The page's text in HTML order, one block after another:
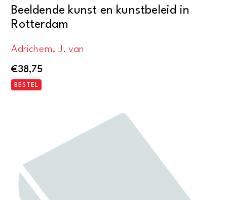
Beeldende kunst en kunstbeleid in
Rotterdam
Adrichem, J. van
€38,75
BESTEL